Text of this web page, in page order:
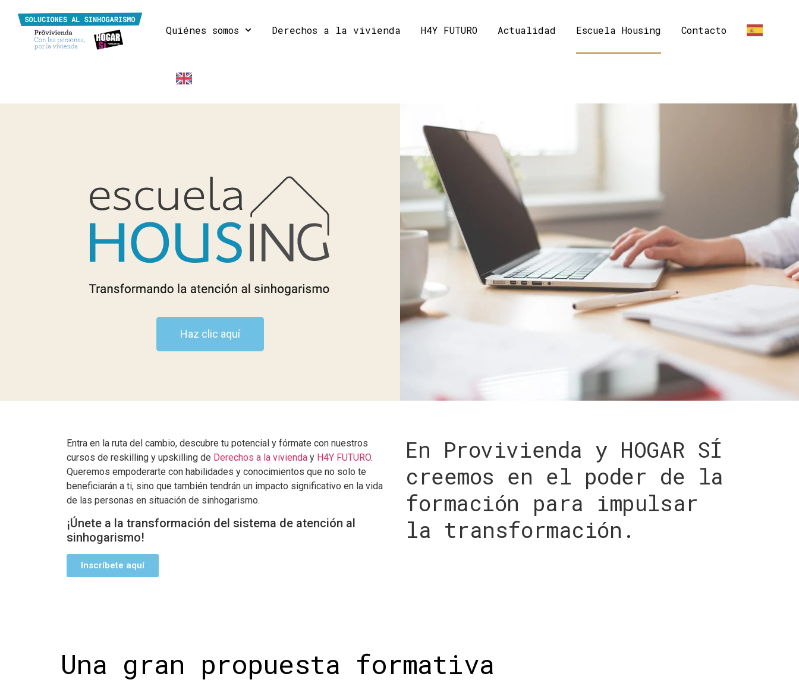
Quiénes somos Derechos a la vivienda H4Y FUTURO Actualidad Escuela Housing Contacto ES
EN
Haz clic aquí
Entra en la ruta del cambio, descubre tu potencial y fórmate con nuestros
cursos de reskilling y upskilling de Derechos a la vivienda y H4Y FUTURO.
Queremos empoderarte con habilidades y conocimientos que no solo te
beneficiarán a ti, sino que también tendrán un impacto significativo en la vida
de las personas en situación de sinhogarismo.
¡Únete a la transformación del sistema de atención al
sinhogarismo!
Inscríbete aquí
En Provivienda y HOGAR SÍ
creemos en el poder de la
formación para impulsar
la transformación.
Una gran propuesta formativa